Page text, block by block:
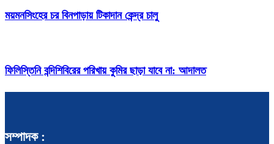
ময়মনসিংহের চর বিনপাড়ায় টিকাদান কেন্দ্র চালু
ফিলিস্তিনি বন্দিশিবিরের পরিখায় কুমির ছাড়া যাবে না: আদালত
সম্পাদক :